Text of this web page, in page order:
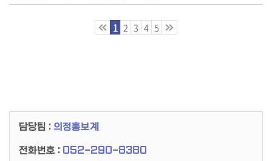
공
개
이
1 2 3 4 5
담당팀 : 의정홍보계
전화번호 : 052-290-8380